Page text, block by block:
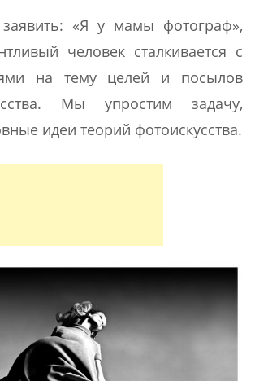
«Я у мамы фотограф»,
человек сталкивается с
на тему целей и посылов
Мы упростим задачу,
идеи теорий фотоискусства.